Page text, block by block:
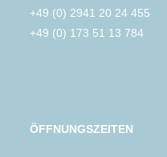
+49 (0) 2941 20 24 455
+49 (0) 173 51 13 784
ÖFFNUNGSZEITEN